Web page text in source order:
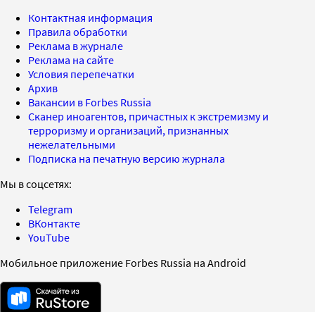
Контактная информация
Правила обработки
Реклама в журнале
Реклама на сайте
Условия перепечатки
Архив
Вакансии в Forbes Russia
Сканер иноагентов, причастных к экстремизму и
терроризму и организаций, признанных
нежелательными
Подписка на печатную версию журнала
Мы в соцсетях:
Telegram
ВКонтакте
YouTube
Мобильное приложение Forbes Russia на Android